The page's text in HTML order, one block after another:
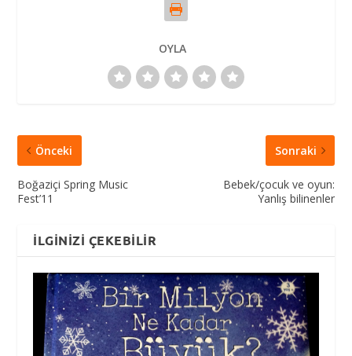
OYLA
Önceki
Boğaziçi Spring Music
Fest’11
Sonraki
Bebek/çocuk ve oyun:
Yanlış bilinenler
İLGINIZI ÇEKEBILIR